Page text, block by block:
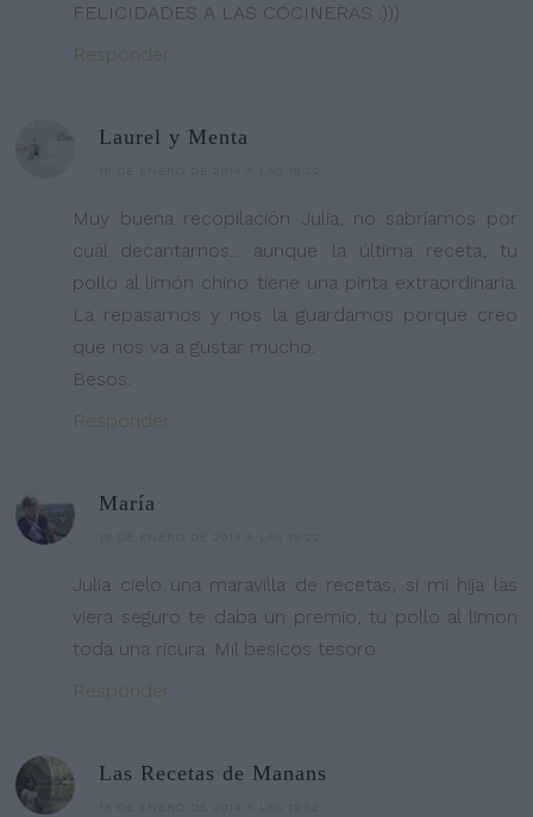
FELICIDADES A LAS COCINERAS :)))
Responder
Laurel y Menta
Muy buena recopilación Julia, no sabríamos por
cuál decantarnos... aunque la última receta, tu
pollo al limón chino tiene una pinta extraordinaria.
La repasamos y nos la guardamos porque creo
que nos va a gustar mucho.
Besos.
Responder
María
Julia cielo una maravilla de recetas, si mi hija las
viera seguro te daba un premio, tu pollo al limon
toda una ricura. Mil besicos tesoro
Responder
Las Recetas de Manans